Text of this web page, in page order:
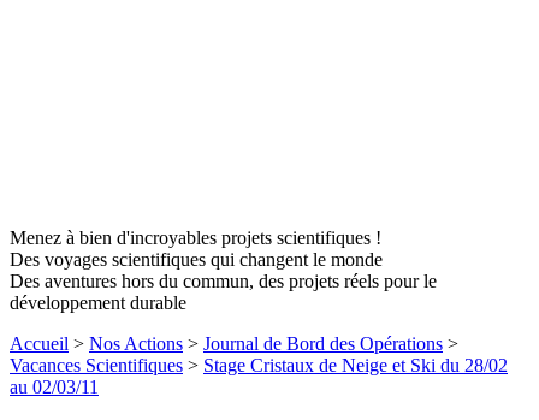
Menez à bien d'incroyables projets scientifiques !
Des voyages scientifiques qui changent le monde
Des aventures hors du commun, des projets réels pour le
développement durable
Accueil > Nos Actions > Journal de Bord des Opérations >
Vacances Scientifiques > Stage Cristaux de Neige et Ski du 28/02
au 02/03/11